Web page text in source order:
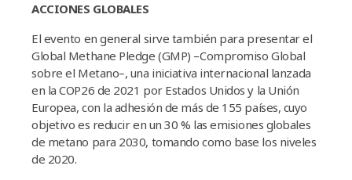
ACCIONES GLOBALES
El evento en general sirve también para presentar el
Global Methane Pledge (GMP) –Compromiso Global
sobre el Metano–, una iniciativa internacional lanzada
en la COP26 de 2021 por Estados Unidos y la Unión
Europea, con la adhesión de más de 155 países, cuyo
objetivo es reducir en un 30 % las emisiones globales
de metano para 2030, tomando como base los niveles
de 2020.